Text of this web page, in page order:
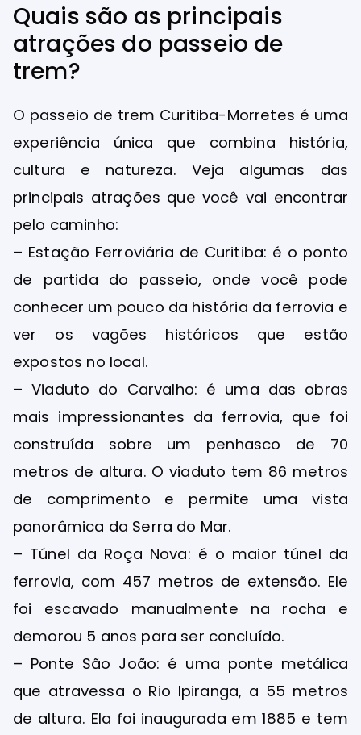
Quais são as principais
atrações do passeio de
trem?
O passeio de trem Curitiba-Morretes é uma
experiência única que combina história,
cultura e natureza. Veja algumas das
principais atrações que você vai encontrar
pelo caminho:
– Estação Ferroviária de Curitiba: é o ponto
de partida do passeio, onde você pode
conhecer um pouco da história da ferrovia e
ver os vagões históricos que estão
expostos no local.
– Viaduto do Carvalho: é uma das obras
mais impressionantes da ferrovia, que foi
construída sobre um penhasco de 70
metros de altura. O viaduto tem 86 metros
de comprimento e permite uma vista
panorâmica da Serra do Mar.
– Túnel da Roça Nova: é o maior túnel da
ferrovia, com 457 metros de extensão. Ele
foi escavado manualmente na rocha e
demorou 5 anos para ser concluído.
– Ponte São João: é uma ponte metálica
que atravessa o Rio Ipiranga, a 55 metros
de altura. Ela foi inaugurada em 1885 e tem